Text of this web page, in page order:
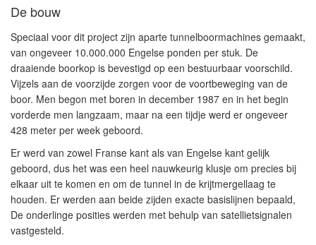
De bouw
Speciaal voor dit project zijn aparte tunnelboormachines gemaakt,
van ongeveer 10.000.000 Engelse ponden per stuk. De
draaiende boorkop is bevestigd op een bestuurbaar voorschild.
Vijzels aan de voorzijde zorgen voor de voortbeweging van de
boor. Men begon met boren in december 1987 en in het begin
vorderde men langzaam, maar na een tijdje werd er ongeveer
428 meter per week geboord.
Er werd van zowel Franse kant als van Engelse kant gelijk
geboord, dus het was een heel nauwkeurig klusje om precies bij
elkaar uit te komen en om de tunnel in de krijtmergellaag te
houden. Er werden aan beide zijden exacte basislijnen bepaald,
De onderlinge posities werden met behulp van satellietsignalen
vastgesteld.